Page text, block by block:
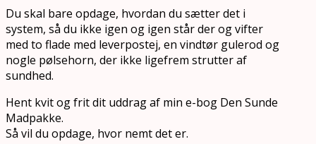
Du skal bare opdage, hvordan du sætter det i
system, så du ikke igen og igen står der og vifter
med to flade med leverpostej, en vindtør gulerod og
nogle pølsehorn, der ikke ligefrem strutter af
sundhed.
Hent kvit og frit dit uddrag af min e-bog Den Sunde
Madpakke.
Så vil du opdage, hvor nemt det er.